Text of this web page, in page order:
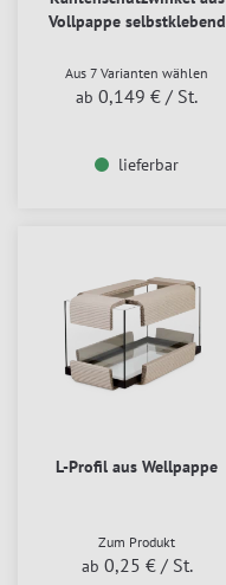
Vollpappe selbstklebend
Aus 7 Varianten wählen
ab 0,149 € / St.
lieferbar
L-Profil aus Wellpappe
Zum Produkt
ab 0,25 € / St.